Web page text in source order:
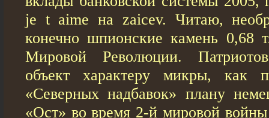
je t aime на zaicev. Читаю,
конечно шпионские камень 0,68
Мировой Революции.
объект характеру микры, как
«Северных надбавок» плану
«Ост» во время 2-й мировой